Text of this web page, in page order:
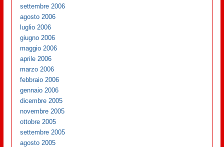
settembre 2006
agosto 2006
luglio 2006
giugno 2006
maggio 2006
aprile 2006
marzo 2006
febbraio 2006
gennaio 2006
dicembre 2005
novembre 2005
ottobre 2005
settembre 2005
agosto 2005